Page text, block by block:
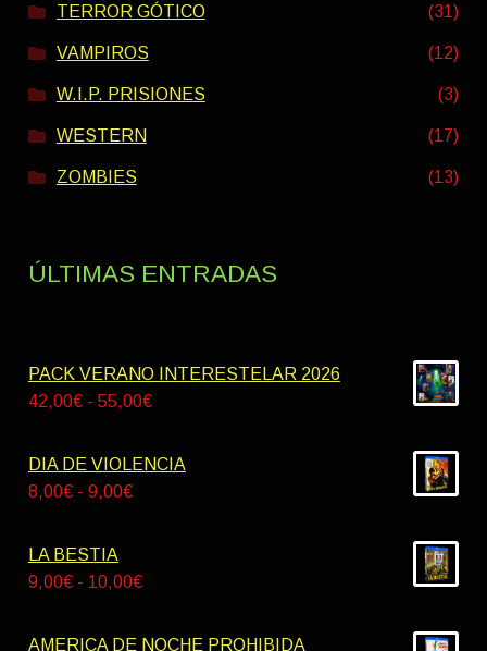
TERROR GÓTICO (31)
VAMPIROS (12)
W.I.P. PRISIONES (3)
WESTERN (17)
ZOMBIES (13)
ÚLTIMAS ENTRADAS
PACK VERANO INTERESTELAR 2026
42,00€ - 55,00€Rango
precios:
DIA DE VIOLENCIA
8,00€ - 9,00€Rango
desde
LA BESTIA
9,00€ - 10,00€Rango
precios:
AMERICA DE NOCHE PROHIBIDA